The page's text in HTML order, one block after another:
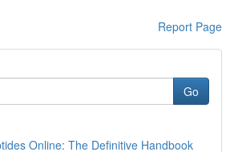
Report Page
Go
Online: The Definitive Handbook